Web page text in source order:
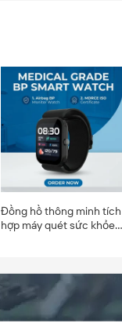
Đồng hồ thông minh tích
hợp máy quét sức khỏe